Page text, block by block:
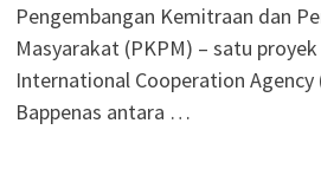
Pengembangan Kemitraan dan
Masyarakat (PKPM) – satu
International Cooperation Agency
Bappenas antara …